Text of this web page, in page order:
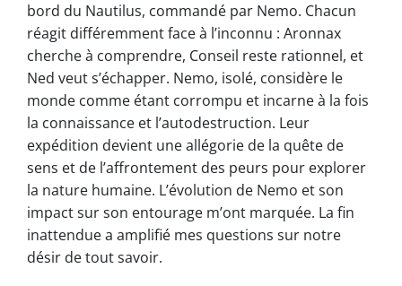
bord du Nautilus, commandé par Nemo. Chacun
réagit différemment face à l’inconnu : Aronnax
cherche à comprendre, Conseil reste rationnel, et
Ned veut s’échapper. Nemo, isolé, considère le
monde comme étant corrompu et incarne à la fois
la connaissance et l’autodestruction. Leur
expédition devient une allégorie de la quête de
sens et de l’affrontement des peurs pour explorer
la nature humaine. L’évolution de Nemo et son
impact sur son entourage m’ont marquée. La fin
inattendue a amplifié mes questions sur notre
désir de tout savoir.